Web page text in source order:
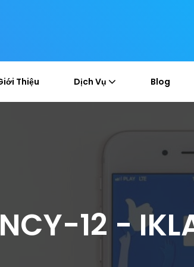
Thiệu Dịch Vụ Blog
12 -